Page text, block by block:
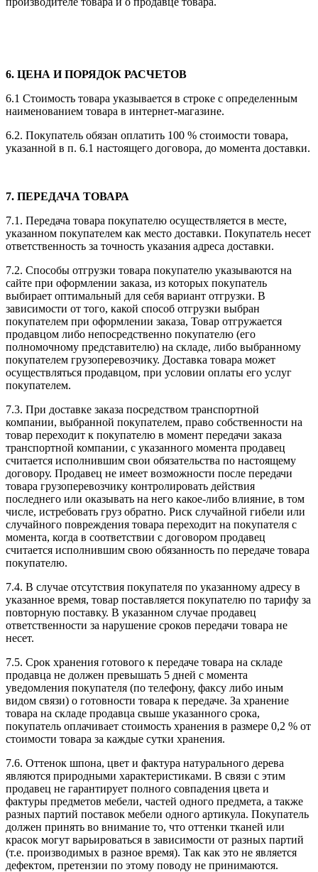
6. ЦЕНА И ПОРЯДОК РАСЧЕТОВ
6.1 Стоимость товара указывается в строке с определенным
наименованием товара в интернет-магазине.
6.2. Покупатель обязан оплатить 100 % стоимости товара,
указанной в п. 6.1 настоящего договора, до момента доставки.
7. ПЕРЕДАЧА ТОВАРА
7.1. Передача товара покупателю осуществляется в месте,
указанном покупателем как место доставки. Покупатель несет
ответственность за точность указания адреса доставки.
7.2. Способы отгрузки товара покупателю указываются на
сайте при оформлении заказа, из которых покупатель
выбирает оптимальный для себя вариант отгрузки. В
зависимости от того, какой способ отгрузки выбран
покупателем при оформлении заказа, Товар отгружается
продавцом либо непосредственно покупателю (его
полномочному представителю) на складе, либо выбранному
покупателем грузоперевозчику. Доставка товара может
осуществляться продавцом, при условии оплаты его услуг
покупателем.
7.3. При доставке заказа посредством транспортной
компании, выбранной покупателем, право собственности на
товар переходит к покупателю в момент передачи заказа
транспортной компании, с указанного момента продавец
считается исполнившим свои обязательства по настоящему
договору. Продавец не имеет возможности после передачи
товара грузоперевозчику контролировать действия
последнего или оказывать на него какое-либо влияние, в том
числе, истребовать груз обратно. Риск случайной гибели или
случайного повреждения товара переходит на покупателя с
момента, когда в соответствии с договором продавец
считается исполнившим свою обязанность по передаче товара
покупателю.
7.4. В случае отсутствия покупателя по указанному адресу в
указанное время, товар поставляется покупателю по тарифу за
повторную поставку. В указанном случае продавец
ответственности за нарушение сроков передачи товара не
несет.
7.5. Срок хранения готового к передаче товара на складе
продавца не должен превышать 5 дней с момента
уведомления покупателя (по телефону, факсу либо иным
видом связи) о готовности товара к передаче. За хранение
товара на складе продавца свыше указанного срока,
покупатель оплачивает стоимость хранения в размере 0,2 % от
стоимости товара за каждые сутки хранения.
7.6. Оттенок шпона, цвет и фактура натурального дерева
являются природными характеристиками. В связи с этим
продавец не гарантирует полного совпадения цвета и
фактуры предметов мебели, частей одного предмета, а также
разных партий поставок мебели одного артикула. Покупатель
должен принять во внимание то, что оттенки тканей или
красок могут варьироваться в зависимости от разных партий
(т.е. производимых в разное время). Так как это не является
дефектом, претензии по этому поводу не принимаются.